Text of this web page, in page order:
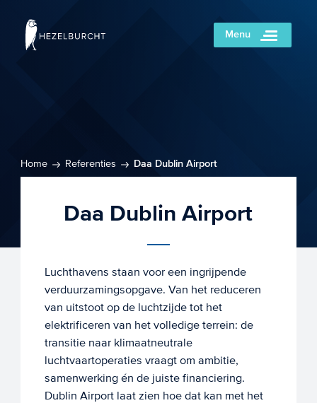
Menu
Home Referenties Daa Dublin Airport
Daa Dublin Airport
Luchthavens staan voor een ingrijpende
verduurzamingsopgave. Van het reduceren
van uitstoot op de luchtzijde tot het
elektrificeren van het volledige terrein: de
transitie naar klimaatneutrale
luchtvaartoperaties vraagt om ambitie,
samenwerking én de juiste financiering.
Dublin Airport laat zien hoe dat kan met het